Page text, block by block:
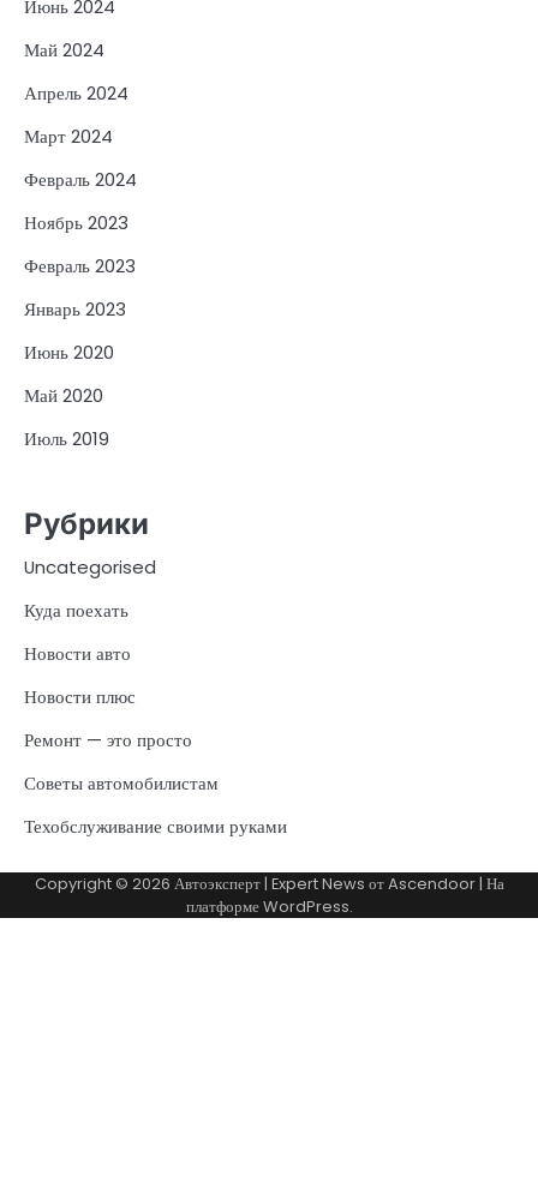
Июнь 2024
Май 2024
Апрель 2024
Март 2024
Февраль 2024
Ноябрь 2023
Февраль 2023
Январь 2023
Июнь 2020
Май 2020
Июль 2019
Рубрики
Uncategorised
Куда поехать
Новости авто
Новости плюс
Ремонт — это просто
Советы автомобилистам
Техобслуживание своими руками
Copyright © 2026 Автоэксперт| Expert News отAscendoor| На
платформеWordPress.